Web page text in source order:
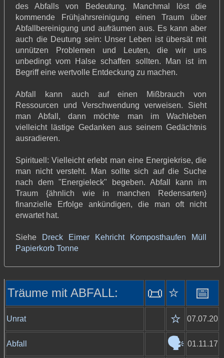
des Abfalls von Bedeutung. Manchmal löst die
kommende Frühjahrsreinigung einen Traum über
Abfallbereinigung und aufräumen aus. Es kann aber
auch die Deutung sein: Unser Leben ist übersät mit
unnützen Problemen und Leuten, die wir uns
unbedingt vom Halse schaffen sollten. Man ist im
Begriff eine wertvolle Entdeckung zu machen.
Abfall kann auch auf einen Mißbrauch von
Ressourcen und Verschwendung verweisen. Sieht
man Abfall, dann möchte man im Wachleben
vielleicht lästige Gedanken aus seinem Gedächtnis
ausradieren.
Spirituell: Vielleicht erlebt man eine Energiekrise, die
man nicht versteht. Man sollte sich auf die Suche
nach dem "Energieleck" begeben. Abfall kann im
Traum {ähnlich wie in manchen Redensarten}
finanzielle Erfolge ankündigen, die man oft nicht
erwartet hat.
Siehe Dreck Eimer Kehricht Komposthaufen
Müll
Papierkorb Tonne
Träume mit ABFALL: 📜 ⭐️ 📅
Unrat ⭐️ 07.07.20
Abfall 🗣️ 01.11.17